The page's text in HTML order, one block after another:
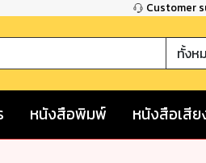
Customer
ทั้งห
หนังสือพิมพ์ หนังสือเสีย